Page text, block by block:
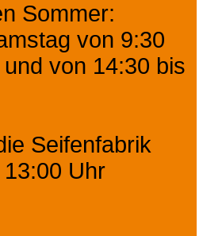
Sommer:
von 9:30
von 14:30 bis
Seifenfabrik
Uhr